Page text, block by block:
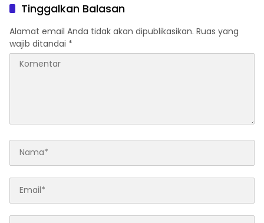
Tinggalkan Balasan
Alamat email Anda tidak akan dipublikasikan. Ruas yang
wajib ditandai *